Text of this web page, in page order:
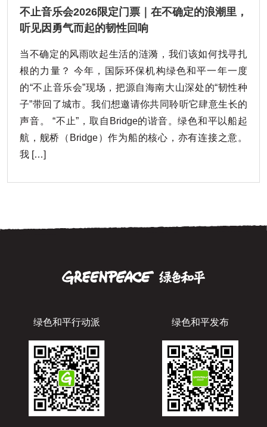
不止音乐会2026限定门票｜在不确定的浪潮里，
听见因勇气而起的韧性回响
当不确定的风雨吹起生活的涟漪，我们该如何找寻扎
根的力量？ 今年，国际环保机构绿色和平一年一度
的“不止音乐会”现场，把源自海南大山深处的“韧性种
子”带回了城市。我们想邀请你共同聆听它肆意生长的
声音。 “不止”，取自Bridge的谐音。绿色和平以船起
航，舰桥（Bridge）作为船的核心，亦有连接之意。
我 […]
绿色和平行动派 绿色和平发布